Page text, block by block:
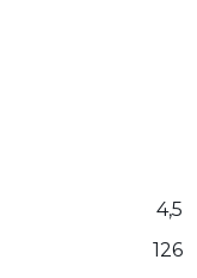
4,5
126